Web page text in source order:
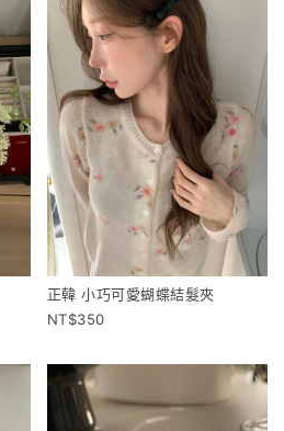
正韓 小巧可愛蝴蝶結髮夾
350